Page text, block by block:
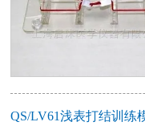
QS/LV61浅表打结训练